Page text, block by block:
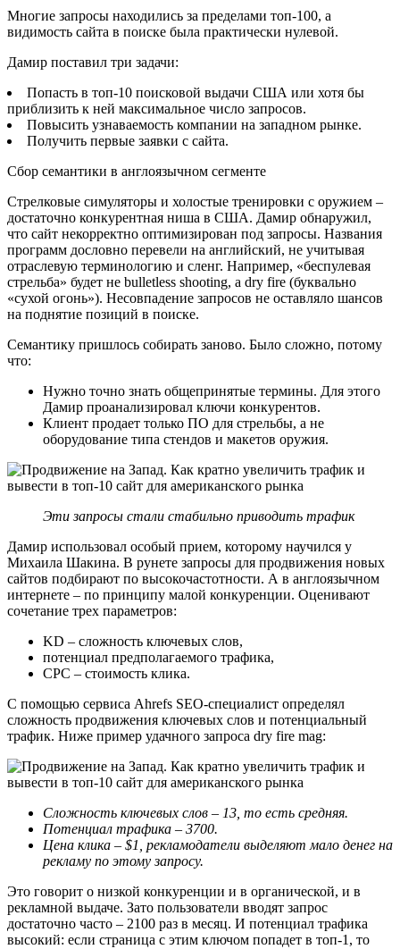
Многие запросы находились за пределами топ-100, а
видимость сайта в поиске была практически нулевой.
Дамир поставил три задачи:
Попасть в топ-10 поисковой выдачи США или хотя бы
приблизить к ней максимальное число запросов.
Повысить узнаваемость компании на западном рынке.
Получить первые заявки с сайта.
Сбор семантики в англоязычном сегменте
Стрелковые симуляторы и холостые тренировки с оружием –
достаточно конкурентная ниша в США. Дамир обнаружил,
что сайт некорректно оптимизирован под запросы. Названия
программ дословно перевели на английский, не учитывая
отраслевую терминологию и сленг. Например, «беспулевая
стрельба» будет не bulletless shooting, а dry fire (буквально
«сухой огонь»). Несовпадение запросов не оставляло шансов
на поднятие позиций в поиске.
Семантику пришлось собирать заново. Было сложно, потому
что:
Нужно точно знать общепринятые термины. Для этого
Дамир проанализировал ключи конкурентов.
Клиент продает только ПО для стрельбы, а не
оборудование типа стендов и макетов оружия.
Эти запросы стали стабильно приводить трафик
Дамир использовал особый прием, которому научился у
Михаила Шакина. В рунете запросы для продвижения новых
сайтов подбирают по высокочастотности. А в англоязычном
интернете – по принципу малой конкуренции. Оценивают
сочетание трех параметров:
KD – сложность ключевых слов,
потенциал предполагаемого трафика,
CPC – стоимость клика.
С помощью сервиса Ahrefs SEO-специалист определял
сложность продвижения ключевых слов и потенциальный
трафик. Ниже пример удачного запроса dry fire mag:
Сложность ключевых слов – 13, то есть средняя.
Потенциал трафика – 3700.
Цена клика – $1, рекламодатели выделяют мало денег на
рекламу по этому запросу.
Это говорит о низкой конкуренции и в органической, и в
рекламной выдаче. Зато пользователи вводят запрос
достаточно часто – 2100 раз в месяц. И потенциал трафика
высокий: если страница с этим ключом попадет в топ-1, то